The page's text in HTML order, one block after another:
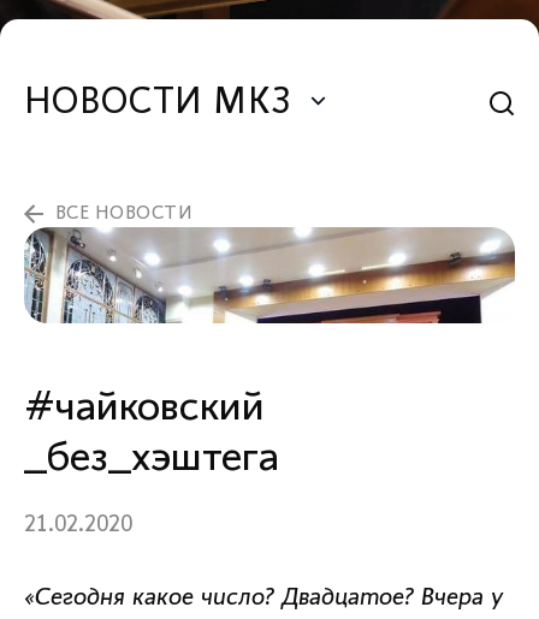
НОВОСТИ МКЗ
ВСЕ НОВОСТИ
#чайковский
_без_хэштега
21.02.2020
«Сегодня какое число? Двадцатое? Вчера у